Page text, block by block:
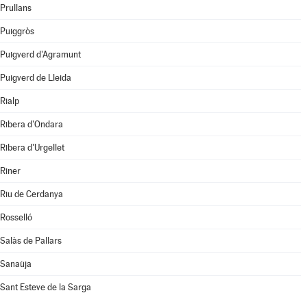
Prullans
Puiggròs
Puigverd d'Agramunt
Puigverd de Lleida
Rialp
Ribera d'Ondara
Ribera d'Urgellet
Riner
Riu de Cerdanya
Rosselló
Salàs de Pallars
Sanaüja
Sant Esteve de la Sarga